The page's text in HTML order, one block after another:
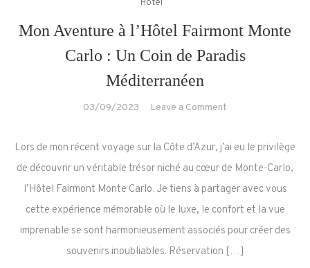
Hôtel
Mon Aventure à l’Hôtel Fairmont Monte
Carlo : Un Coin de Paradis
Méditerranéen
03/09/2023 Leave a Comment
Aventure
Fairmont
Monte
Carlo
:
Lors de mon récent voyage sur la Côte d’Azur, j’ai eu le privilège
de découvrir un véritable trésor niché au cœur de Monte-Carlo,
l’Hôtel Fairmont Monte Carlo. Je tiens à partager avec vous
cette expérience mémorable où le luxe, le confort et la vue
imprenable se sont harmonieusement associés pour créer des
souvenirs inoubliables. Réservation […]